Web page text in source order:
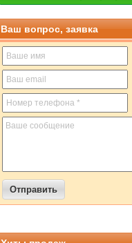
Ваш вопрос, заявка